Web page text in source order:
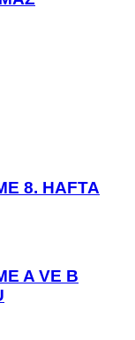
8. HAFTA
A VE B